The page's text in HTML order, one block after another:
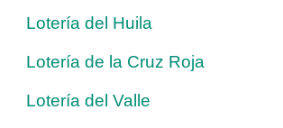
Lotería del Huila
Lotería de la Cruz Roja
Lotería del Valle